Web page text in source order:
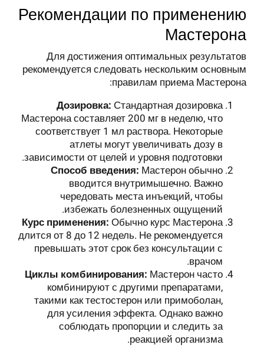
Рекомендации по применению
Мастерона
Для достижения оптимальных результатов
рекомендуется следовать нескольким основным
правилам приема Мастерона:
Дозировка: Стандартная дозировка
Мастерона составляет 200 мг в неделю, что
соответствует 1 мл раствора. Некоторые
атлеты могут увеличивать дозу в
зависимости от целей и уровня подготовки.
Способ введения: Мастерон обычно
вводится внутримышечно. Важно
чередовать места инъекций, чтобы
избежать болезненных ощущений.
Курс применения: Обычно курс Мастерона
длится от 8 до 12 недель. Не рекомендуется
превышать этот срок без консультации с
врачом.
Циклы комбинирования: Мастерон часто
комбинируют с другими препаратами,
такими как тестостерон или примоболан,
для усиления эффекта. Однако важно
соблюдать пропорции и следить за
реакцией организма.